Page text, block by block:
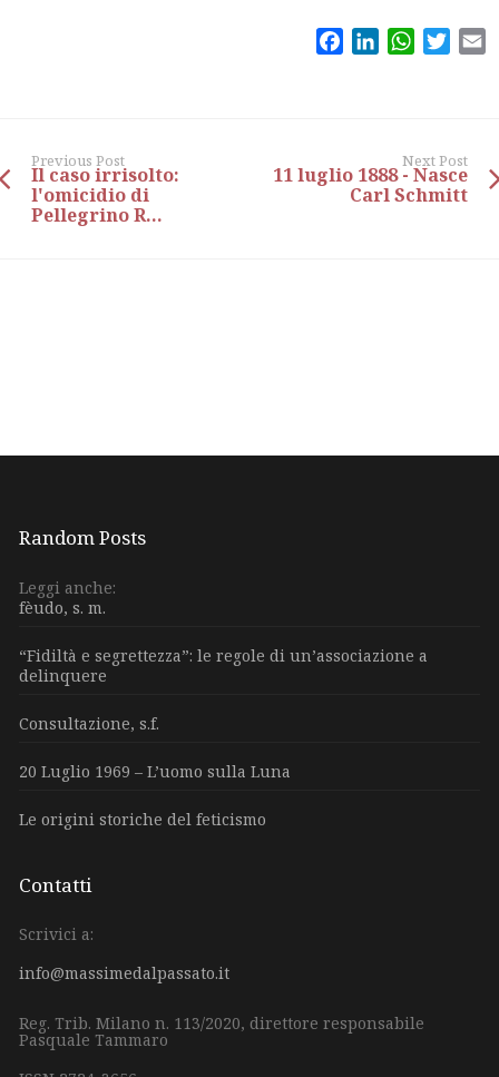
FacebookLinkedIn
Previous Post
Il caso irrisolto:
l'omicidio di
Pellegrino R...
Next Post
11 luglio 1888 - Nasce
Carl Schmitt
Random Posts
Leggi anche:
fèudo, s. m.
“Fidiltà e segrettezza”: le regole di un’associazione a
delinquere
Consultazione, s.f.
20 Luglio 1969 – L’uomo sulla Luna
Le origini storiche del feticismo
Contatti
Scrivici a:
info@massimedalpassato.it
Reg. Trib. Milano n. 113/2020, direttore responsabile
Pasquale Tammaro